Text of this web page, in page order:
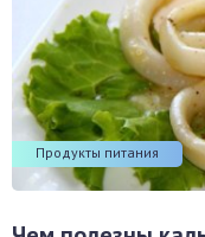
Продукты питания